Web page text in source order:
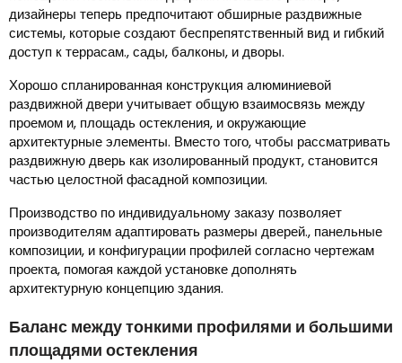
дизайнеры теперь предпочитают обширные раздвижные
системы, которые создают беспрепятственный вид и гибкий
доступ к террасам., сады, балконы, и дворы.
Хорошо спланированная конструкция алюминиевой
раздвижной двери учитывает общую взаимосвязь между
проемом и, площадь остекления, и окружающие
архитектурные элементы. Вместо того, чтобы рассматривать
раздвижную дверь как изолированный продукт, становится
частью целостной фасадной композиции.
Производство по индивидуальному заказу позволяет
производителям адаптировать размеры дверей., панельные
композиции, и конфигурации профилей согласно чертежам
проекта, помогая каждой установке дополнять
архитектурную концепцию здания.
Баланс между тонкими профилями и большими
площадями остекления